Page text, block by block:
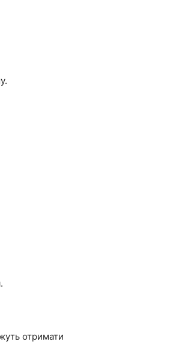
отримати